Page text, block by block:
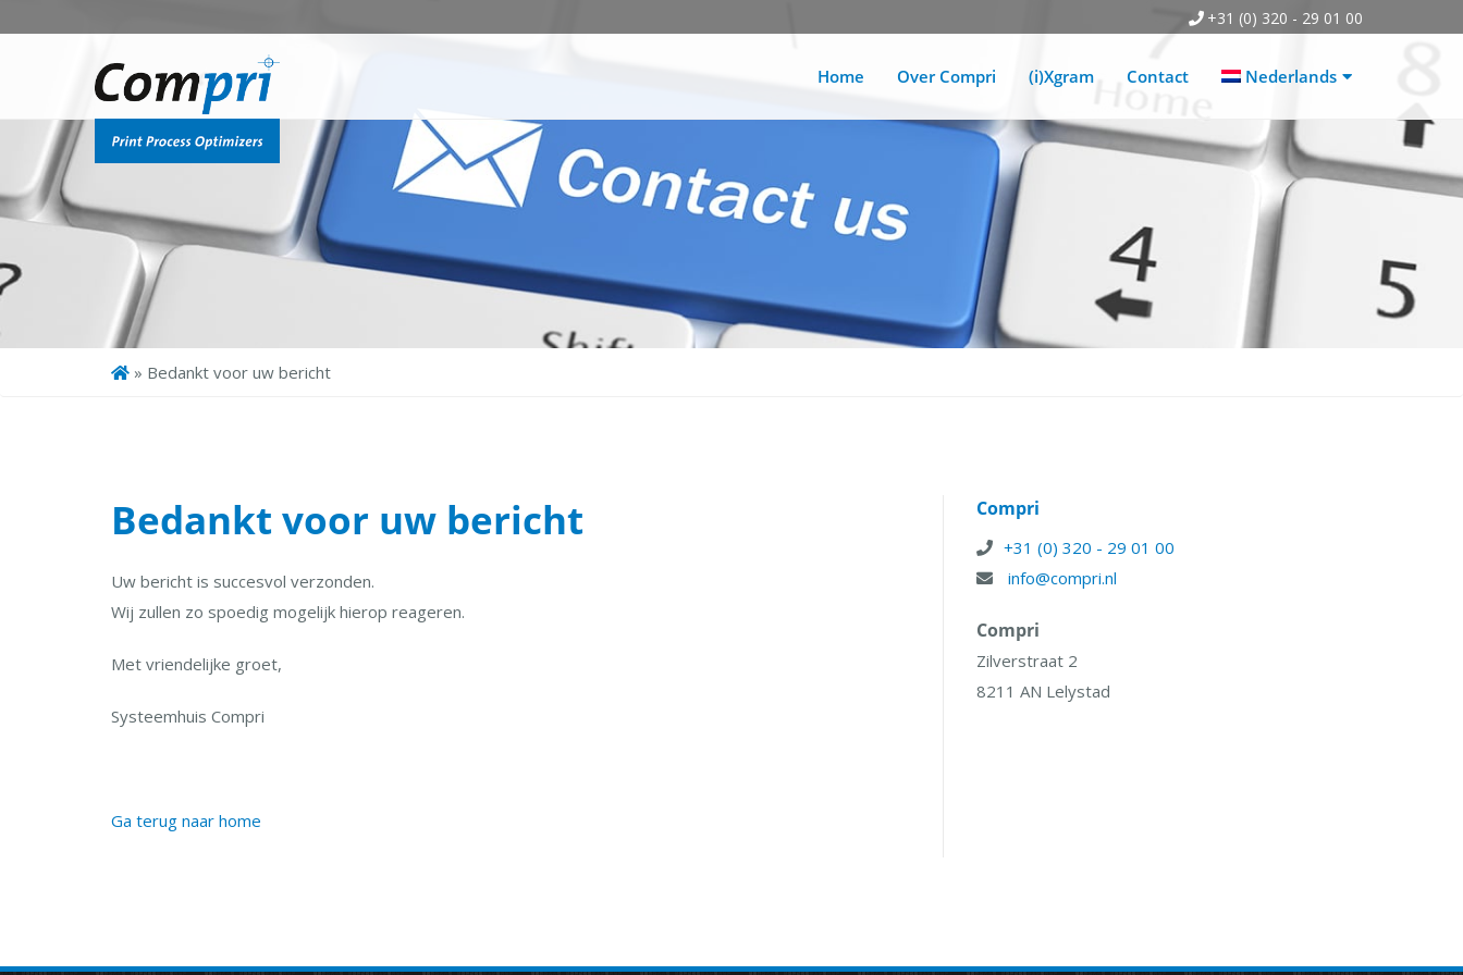
+31 (0) 320 - 29 01 00
Home Over Compri (i)Xgram Contact Nederlands
» Bedankt voor uw bericht
Bedankt voor uw bericht
Uw bericht is succesvol verzonden.
Wij zullen zo spoedig mogelijk hierop reageren.
Met vriendelijke groet,
Systeemhuis Compri
Ga terug naar home
Compri
+31 (0) 320 - 29 01 00
info@compri.nl
Compri
Zilverstraat 2
8211 AN Lelystad